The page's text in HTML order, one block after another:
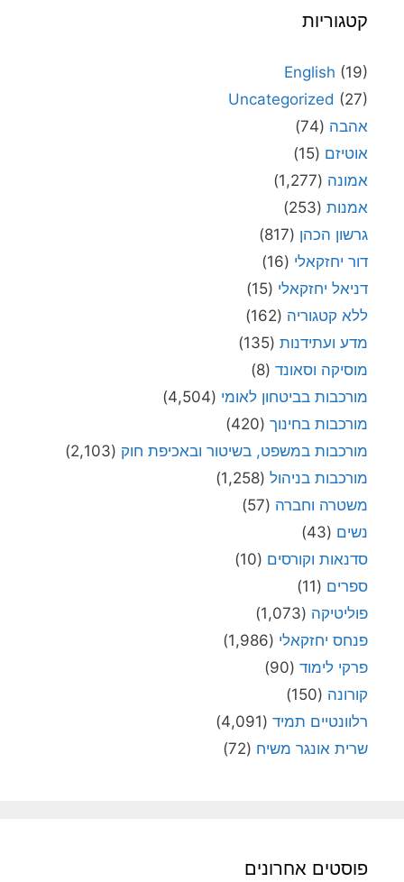
קטגוריות
English (19)
Uncategorized (27)
אהבה (74)
אוטיזם (15)
אמונה (1,277)
אמנות (253)
גרשון הכהן (817)
דור יחזקאלי (16)
דניאל יחזקאלי (15)
ללא קטגוריה (162)
מדע ועתידנות (135)
מוסיקה וסאונד (8)
מורכבות בביטחון לאומי (4,504)
מורכבות בחינוך (420)
מורכבות במשפט, בשיטור ובאכיפת חוק (2,103)
מורכבות בניהול (1,258)
משטרה וחברה (57)
נשים (43)
סדנאות וקורסים (10)
ספרים (11)
פוליטיקה (1,073)
פנחס יחזקאלי (1,986)
פרקי לימוד (90)
קורונה (150)
רלוונטיים תמיד (4,091)
שרית אונגר משיח (72)
פוסטים אחרונים